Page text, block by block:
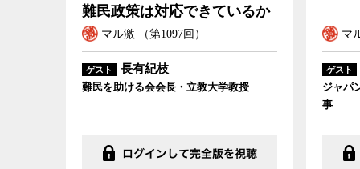
難民政策は対応できているか
マル激 （第1097回）
ゲスト 長有紀枝
難民を助ける会会長・立教大学教授
マ
ゲスト
ジャパ
事